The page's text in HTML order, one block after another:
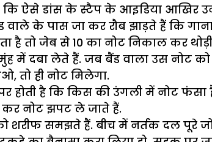
ऐसे डांस के स्टैप के आइडिया आखिर
वाले के पास जा कर रौब झाड़ते हैं कि
जेब से 10 का नोट निकाल कर
में दबा लेते हैं. जब बैंड वाला उस नोट
तो ही नोट मिलेगा.
होती है कि किस की उंगली में नोट
नोट झपट ले जाते हैं.
समझते हैं. बीच में नर्तक दल पूरे